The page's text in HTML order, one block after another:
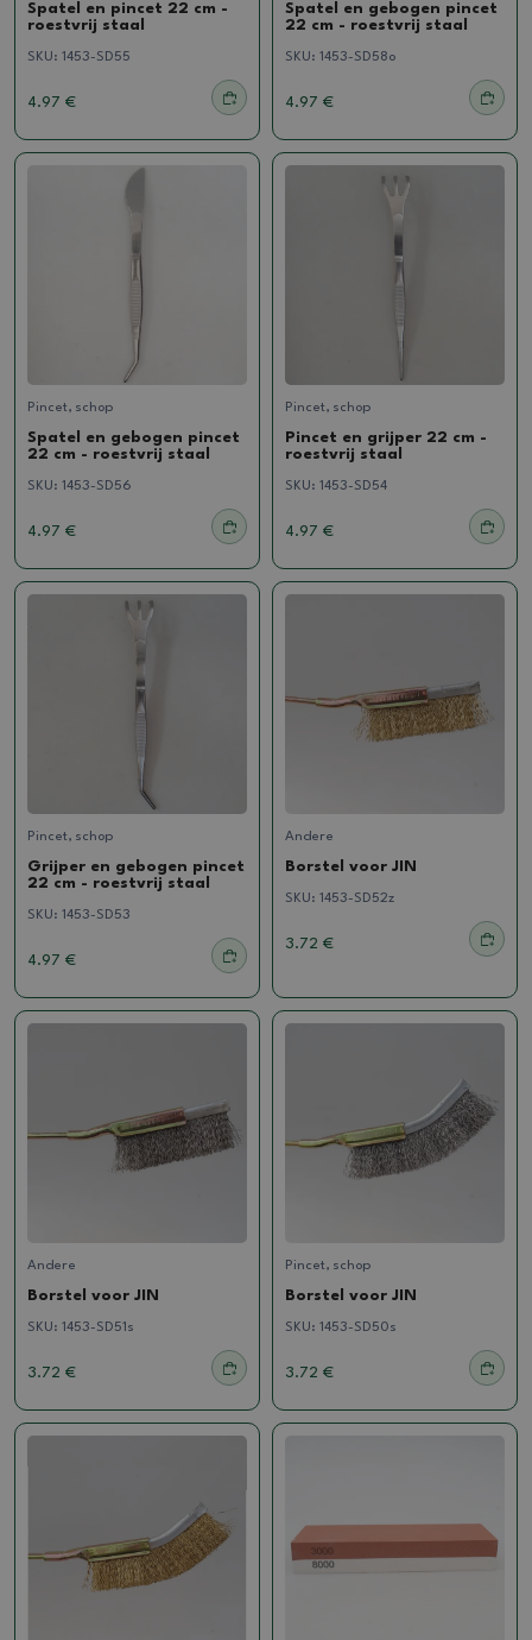
Spatel en pincet 22 cm -
roestvrij staal
SKU: 1453-SD55
4.97 €
Spatel en gebogen pincet
22 cm - roestvrij staal
SKU: 1453-SD58o
4.97 €
Pincet, schop
Spatel en gebogen pincet
22 cm - roestvrij staal
SKU: 1453-SD56
4.97 €
Pincet, schop
Pincet en grijper 22 cm -
roestvrij staal
SKU: 1453-SD54
4.97 €
Pincet, schop
Grijper en gebogen pincet
22 cm - roestvrij staal
SKU: 1453-SD53
4.97 €
Andere
Borstel voor JIN
SKU: 1453-SD52z
3.72 €
Andere
Borstel voor JIN
SKU: 1453-SD51s
3.72 €
Pincet, schop
Borstel voor JIN
SKU: 1453-SD50s
3.72 €